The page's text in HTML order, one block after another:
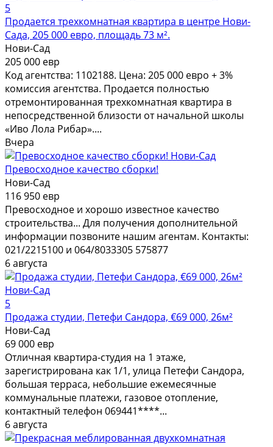
5
Продается трехкомнатная квартира в центре Нови-
Сада, 205 000 евро, площадь 73 м².
Нови-Сад
205 000 евр
Код агентства: 1102188. Цена: 205 000 евро + 3%
комиссия агентства. Продается полностью
отремонтированная трехкомнатная квартира в
непосредственной близости от начальной школы
«Иво Лола Рибар»....
Вчера
Превосходное качество сборки!
Нови-Сад
116 950 евр
Превосходное и хорошо известное качество
строительства... Для получения дополнительной
информации позвоните нашим агентам. Контакты:
021/2215100 и 064/8033305 575877
6 августа
5
Продажа студии, Петефи Сандора, €69 000, 26м²
Нови-Сад
69 000 евр
Отличная квартира-студия на 1 этаже,
зарегистрирована как 1/1, улица Петефи Сандора,
большая терраса, небольшие ежемесячные
коммунальные платежи, газовое отопление,
контактный телефон 069441****...
6 августа